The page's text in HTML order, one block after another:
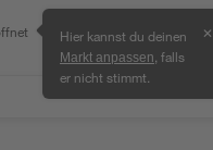
Hier kannst du deinen
Markt anpassen , falls
er nicht stimmt.
✕